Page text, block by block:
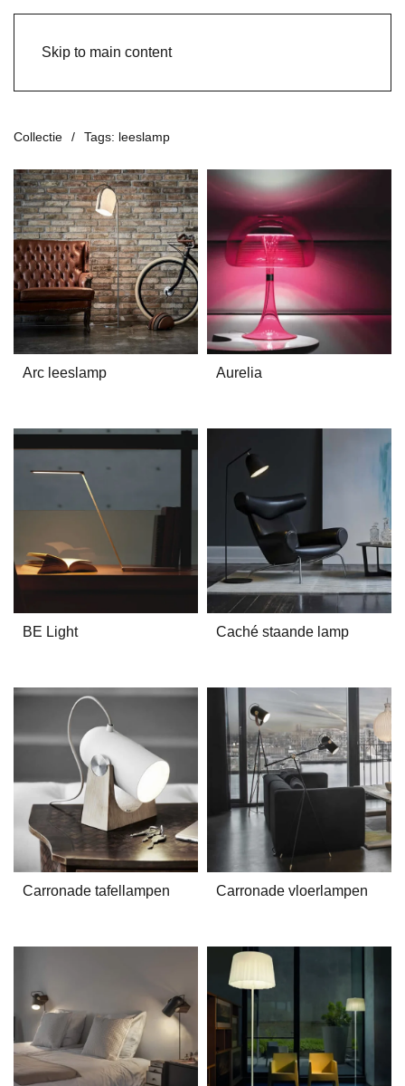
Skip to main content
Collectie Tags: leeslamp
Arc leeslamp Aurelia
BE Light Caché staande lamp
Carronade tafellampen Carronade vloerlampen